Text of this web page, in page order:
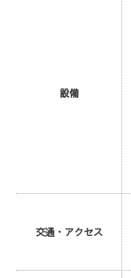
設備
交通・アクセス